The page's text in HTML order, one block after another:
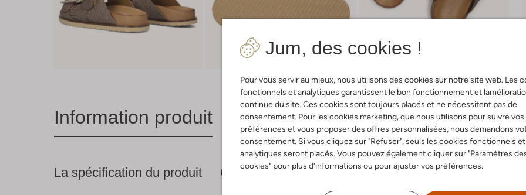
Jum, des cookies !
Pour vous servir au mieux, nous utilisons des cookies sur notre site web. Les
fonctionnels et analytiques garantissent le bon fonctionnement et
continue du site. Ces cookies sont toujours placés et ne nécessitent pas de
consentement. Pour les cookies marketing, que nous utilisons pour suivre vos
préférences et vous proposer des offres personnalisées, nous demandons
consentement. Si vous cliquez sur "Refuser", seuls les cookies fonctionnels et
analytiques seront placés. Vous pouvez également cliquer sur "Paramètres
cookies" pour plus d’informations ou pour ajuster vos préférences.
Information produit Livraison & retours
La spécification du produit Composition & Ajustement